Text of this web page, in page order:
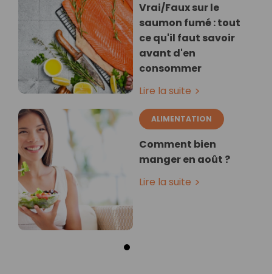
Vrai/Faux sur le
saumon fumé : tout
ce qu'il faut savoir
avant d'en
consommer
Lire la suite
ALIMENTATION
Comment bien
manger en août ?
Lire la suite